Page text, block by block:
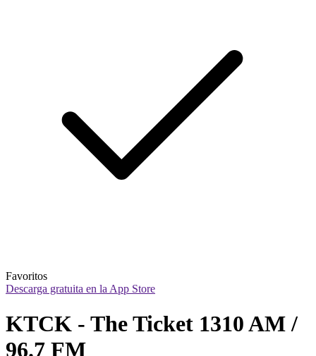
Favoritos
Descarga gratuita en la App Store
KTCK - The Ticket 1310 AM /
96.7 FM